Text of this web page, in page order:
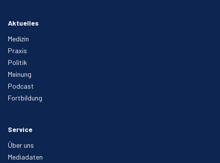
Aktuelles
Medizin
Praxis
Politik
Meinung
Podcast
Fortbildung
Service
Über uns
Mediadaten